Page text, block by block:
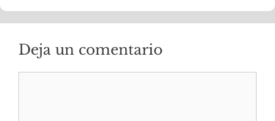
Deja un comentario